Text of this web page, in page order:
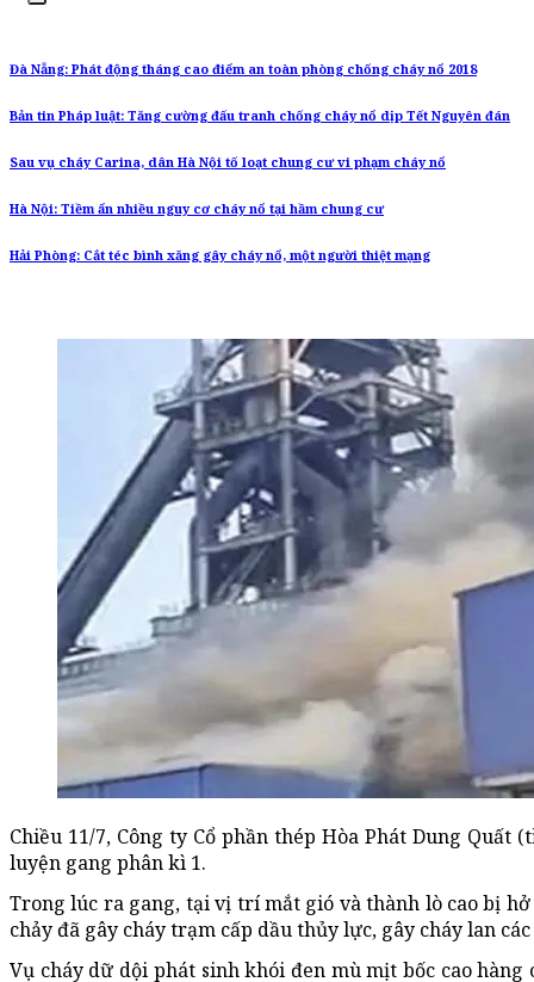
Đà Nẵng: Phát động tháng cao điểm an toàn phòng chống cháy nổ 2018
Bản tin Pháp luật: Tăng cường đấu tranh chống cháy nổ dịp Tết Nguyên đán
Sau vụ cháy Carina, dân Hà Nội tố loạt chung cư vi phạm cháy nổ
Hà Nội: Tiềm ẩn nhiều nguy cơ cháy nổ tại hầm chung cư
Hải Phòng: Cắt téc bình xăng gây cháy nổ, một người thiệt mạng
Chiều 11/7, Công ty Cổ phần thép Hòa Phát Dung
luyện gang phân kì 1.
Trong lúc ra gang, tại vị trí mắt gió và thành lò cao bị
chảy đã gây cháy trạm cấp dầu thủy lực, gây cháy lan
Vụ cháy dữ dội phát sinh khói đen mù mịt bốc cao